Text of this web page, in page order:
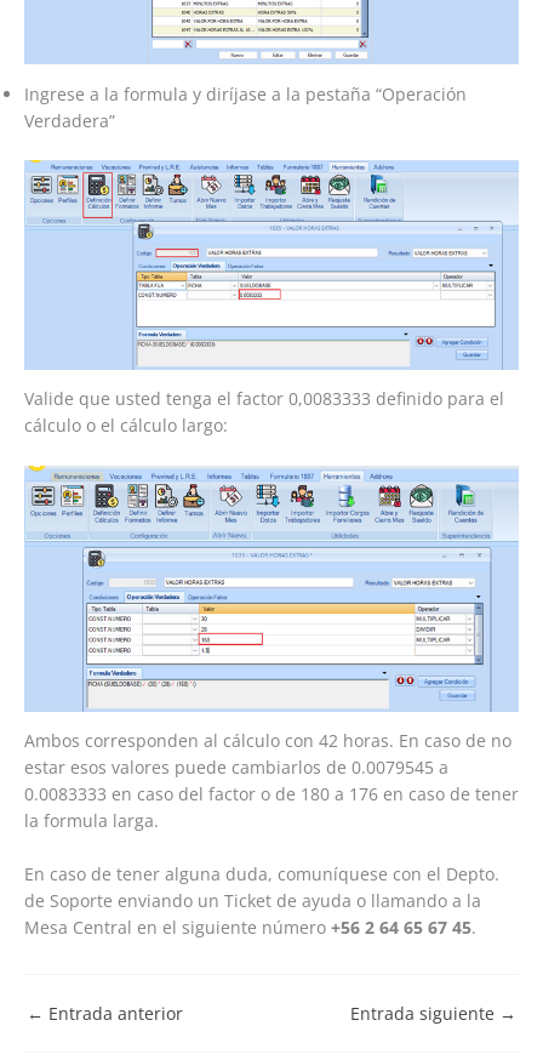
Ingrese a la formula y diríjase a la pestaña “Operación
Verdadera”
Valide que usted tenga el factor 0,0083333 definido para el
cálculo o el cálculo largo:
Ambos corresponden al cálculo con 42 horas. En caso de no
estar esos valores puede cambiarlos de 0.0079545 a
0.0083333 en caso del factor o de 180 a 176 en caso de tener
la formula larga.
En caso de tener alguna duda, comuníquese con el Depto.
de Soporte enviando un Ticket de ayuda o llamando a la
Mesa Central en el siguiente número +56 2 64 65 67 45.
← Entrada anterior Entrada siguiente →